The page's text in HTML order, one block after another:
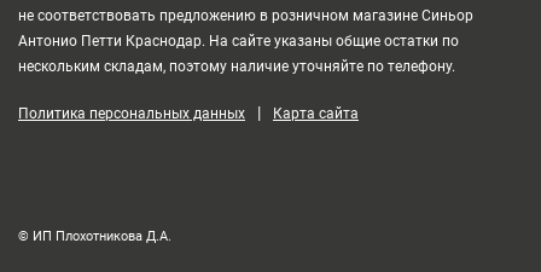
не соответствовать предложению в розничном магазине Синьор
Антонио Петти Краснодар. На сайте указаны общие остатки по
нескольким складам, поэтому наличие уточняйте по телефону.
Политика персональных данных | Карта сайта
© ИП Плохотникова Д.А.